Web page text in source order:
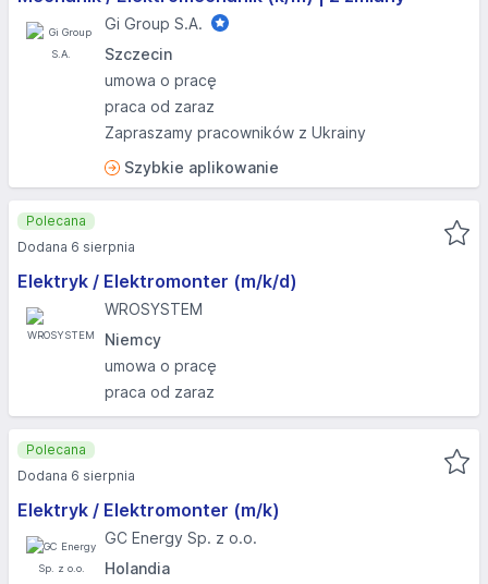
Gi Group S.A.
Szczecin
umowa o pracę
praca od zaraz
Zapraszamy pracowników z Ukrainy
Szybkie aplikowanie
Elektryk / Elektromonter (m/k/d)
WROSYSTEM
Niemcy
umowa o pracę
praca od zaraz
Polecana
Dodana 6 sierpnia
Elektryk / Elektromonter (m/k)
GC Energy Sp. z o.o.
Holandia
Polecana
Dodana 6 sierpnia